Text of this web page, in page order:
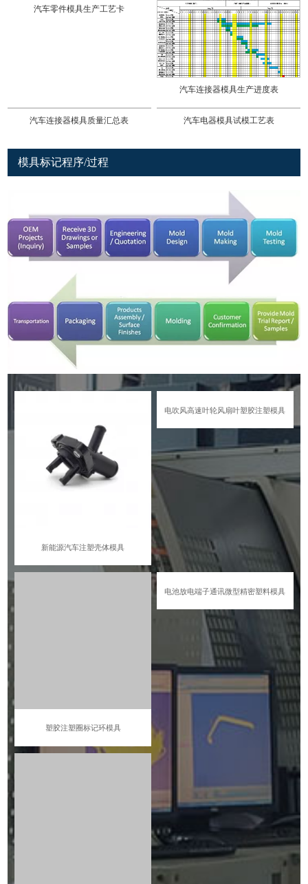
汽车零件模具生产工艺卡
汽车连接器模具生产进度表
汽车连接器模具质量汇总表 汽车电器模具试模工艺表
模具标记程序/过程
新能源汽车注塑壳体模具
电吹风高速叶轮风扇叶塑胶注塑模具
电池放电端子通讯微型精密塑料模具